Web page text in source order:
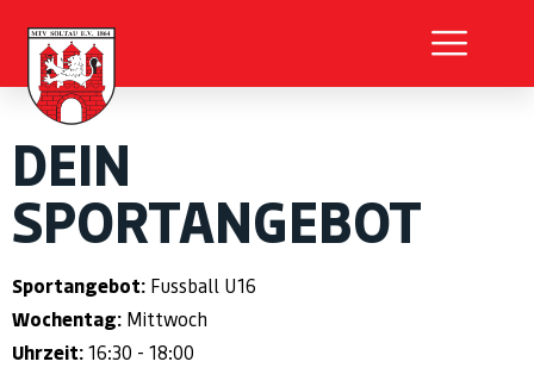
DEIN
SPORTANGEBOT
Sportangebot: Fussball U16
Wochentag: Mittwoch
Uhrzeit: 16:30 - 18:00